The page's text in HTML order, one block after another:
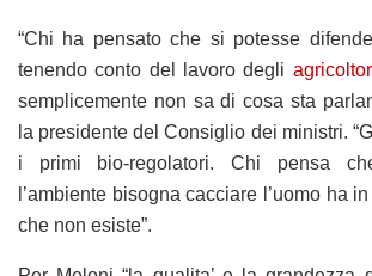
“Chi ha pensato che si potesse
tenendo conto del lavoro degli
semplicemente non sa di cosa sta
la presidente del Consiglio dei ministri.
i primi bio-regolatori. Chi pensa
l’ambiente bisogna cacciare l’uomo ha
che non esiste”.